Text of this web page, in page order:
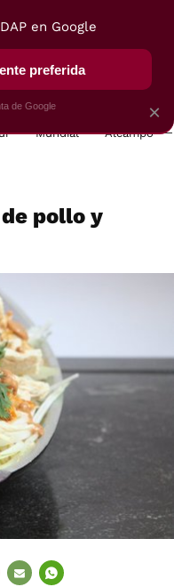
VEGUI
Mundial Alcampo
pollo y
×
en Google
preferida
de Google